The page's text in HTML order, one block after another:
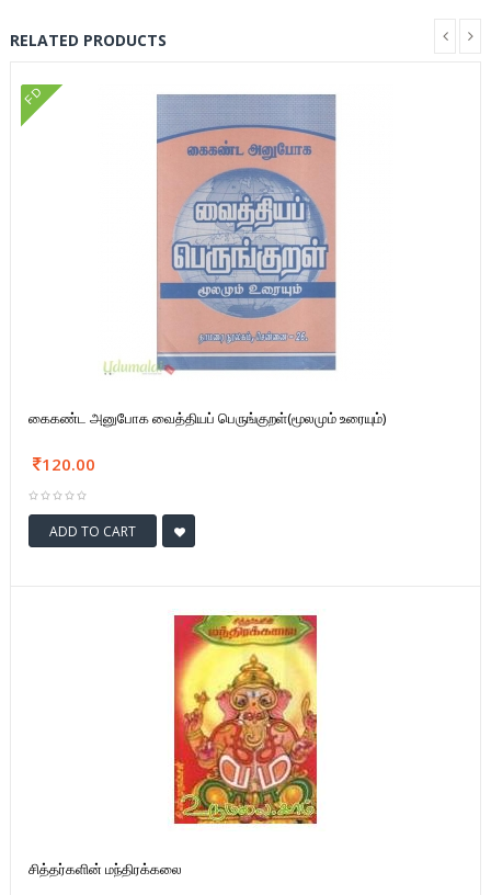
RELATED PRODUCTS
FD
கைகண்ட அனுபோக வைத்தியப் பெருங்குறள்(மூலமும் உரையும்)
120.00
ADD TO CART
சித்தர்களின் மந்திரக்கலை